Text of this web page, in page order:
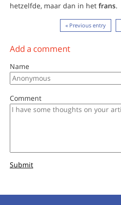
hetzelfde, maar dan in het frans.
« Previous entry
Add a comment
Name
Comment
Submit